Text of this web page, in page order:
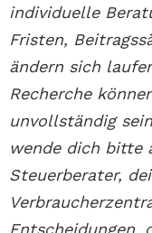
individuelle
Fristen,
ändern sich
Recherche
unvollständig
wende dich bitte
Steuerberater,